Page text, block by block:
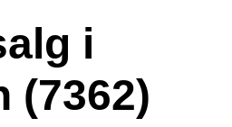
i
(7362)